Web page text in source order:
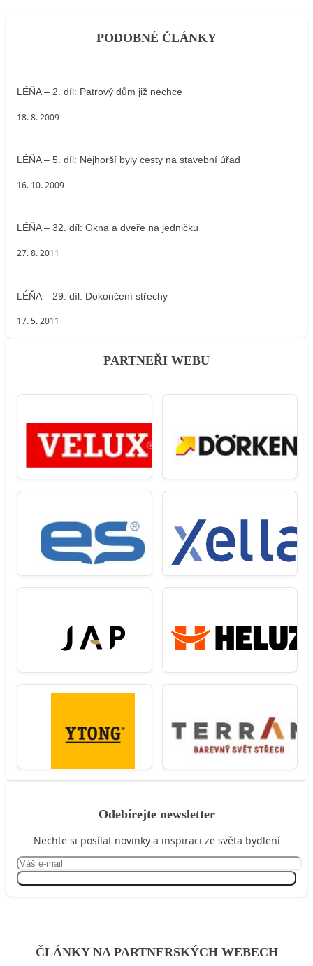
PODOBNÉ ČLÁNKY
LÉŇA – 2. díl: Patrový dům již nechce
18. 8. 2009
LÉŇA – 5. díl: Nejhorší byly cesty na stavební úřad
16. 10. 2009
LÉŇA – 32. díl: Okna a dveře na jedničku
27. 8. 2011
LÉŇA – 29. díl: Dokončení střechy
17. 5. 2011
PARTNEŘI WEBU
Odebírejte newsletter
Nechte si posílat novinky a inspiraci ze světa bydlení
ČLÁNKY NA PARTNERSKÝCH WEBECH